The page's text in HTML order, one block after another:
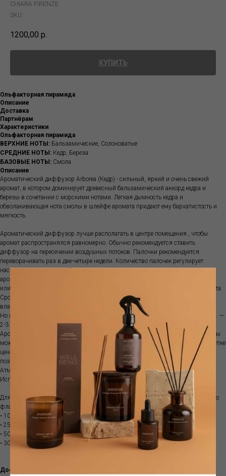
CHIARA FIRENZE
SKU:
1200,00 р.
КУПИТЬ
Ольфакторная пирамида
Описание
Доставка
Партнёрам
Характеристики
Ольфакторная пирамида
ВЕРХНИЕ НОТЫ: Бальзамические, Солоноватые
СРЕДНИЕ НОТЫ: Кедр, Береза
БАЗОВЫЕ НОТЫ: Смола
Описание
Ароматический диффузор Arborea (Кедр) - сильный, яркий и очень свежий
аромат, в котором доминирует древесный бальзамический аккорд кедра и
березы в сочетании с морскими нотами. Легкая дымность кедра и
обволакивающая нота смолы в шлейфе аромата придают ему бархатистость и
мягкость.
Ароматический диффузор лучше располагать в центре помещения , чтобы
аромат распространялся равномерно. Обычно рекомендуется ставить
диффузор на пересечении воздушных потоков. Палочки рекомендуется
переворачивать раз в две-четыре недели. Количество палочек регулирует
насыщенность аромата. Палочки нельзя использовать повторно с другими
ароматами. Диффузор не рекомендуются ставить на прямой солнечный свет
или ставить рядом с источниками тепла, так как ускоряется испарение аромата.
Срок ароматизации зависит от характеристик помещения, температуры,
влажности и места размещения диффузора.
Но в среднем объема100 мл хватит примерно на 1-1.5 месяца; объема 250 мл. —
2-3 месяца, а емкости 500 мл. — обычно 3-5 месяцев.
Аромат поставляется с бамбуковыми палочками. Если аромат закончился, вы
можете приобрести рефилл. Это более выгодно, так как при изначальной покупке
цена стеклянной емкости составляет почти половину стоимости диффузора,
поэтому покупка рефилла позволяет экономить.
Атмосферный аромат наполняет пространство особым благоуханием .
Используйте вместе с диффузором для усиления выбранного аромата.
Для отличного распространения аромата мы рекомендуем один или несколько
флаконов:
• 100мл для комнаты < 5 кв.м.
• 250мл для помещения площадью от 5 до 10 кв.м.
• 500мл для помещения площадью от 10 до 20 кв.м.
• 3000мл для комнаты от 20 до 50 кв.м.
Доставка